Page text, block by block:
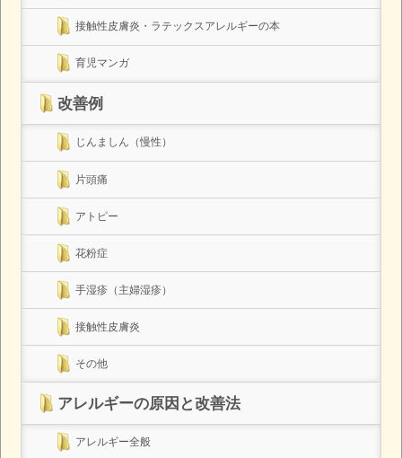
接触性皮膚炎・ラテックスアレルギーの本
育児マンガ
改善例
じんましん（慢性）
片頭痛
アトピー
花粉症
手湿疹（主婦湿疹）
接触性皮膚炎
その他
アレルギーの原因と改善法
アレルギー全般